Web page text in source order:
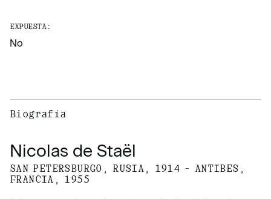
EXPUESTA:
No
Biografía
Nicolas de Staël
SAN PETERSBURGO, RUSIA, 1914 – ANTIBES,
FRANCIA, 1955